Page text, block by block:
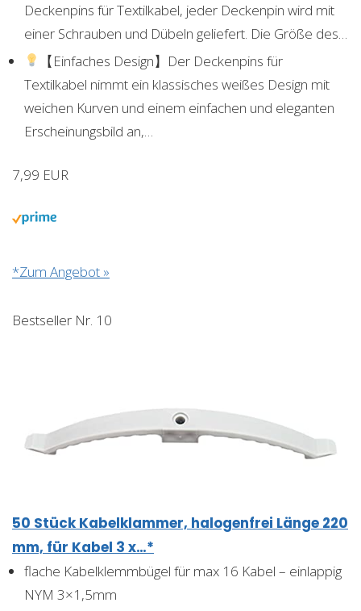
Deckenpins für Textilkabel, jeder Deckenpin wird mit
einer Schrauben und Dübeln geliefert. Die Größe des…
【Einfaches Design】Der Deckenpins für
Textilkabel nimmt ein klassisches weißes Design mit
weichen Kurven und einem einfachen und eleganten
Erscheinungsbild an,…
7,99 EUR
*Zum Angebot »
Bestseller Nr. 10
50 Stück Kabelklammer, halogenfrei Länge 220
mm, für Kabel 3 x…*
flache Kabelklemmbügel für max 16 Kabel – einlappig
NYM 3×1,5mm